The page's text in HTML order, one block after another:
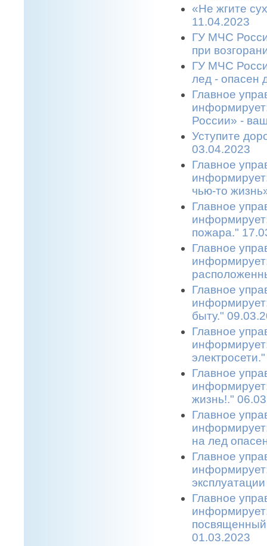
«Не жгите
11.04.2023
ГУ МЧС
при
ГУ МЧС
лед - опасен
Главное
России» -
Уступите
03.04.2023
Главное
чью-то
Главное
пожара."
Главное
Главное
быту."
Главное
Главное
жизнь!."
Главное
на лед
Главное
Главное
01.03.2023